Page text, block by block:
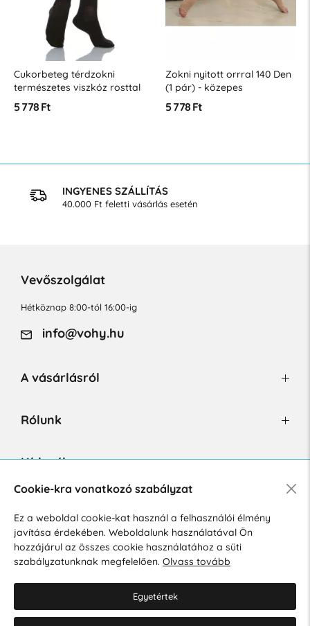
Cukorbeteg térdzokni
természetes viszkóz rosttal
5 778 Ft
Zokni nyitott orrral 140 Den
(1 pár) - közepes
kompresszió 18-22 Hgmm
5 778 Ft
INGYENES SZÁLLÍTÁS
40.000 Ft feletti vásárlás esetén
Vevőszolgálat
Hétköznap 8:00-tól 16:00-ig
info@vohy.hu
A vásárlásról
Rólunk
Hírlevél
Hozzájárulok a személyes adatok marketing célú kezeléséhez.
Személyes adatok védelmére vonatkozó szabályzat.
Cookie-kra vonatkozó szabályzat
Ez a weboldal cookie-kat használ a felhasználói élmény
javítása érdekében. Weboldalunk használatával Ön
hozzájárul az összes cookie használatához a süti
szabályzatunknak megfelelően. Olvass tovább
Egyetértek